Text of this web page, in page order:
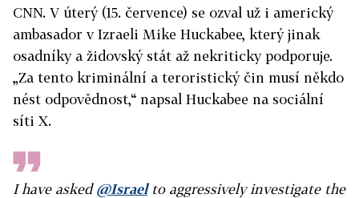
CNN. V úterý (15. července) se ozval už i americký
ambasador v Izraeli Mike Huckabee, který jinak
osadníky a židovský stát až nekriticky podporuje.
„Za tento kriminální a teroristický čin musí někdo
nést odpovědnost,“ napsal Huckabee na sociální
síti X.
I have asked@Israelto aggressively investigate the